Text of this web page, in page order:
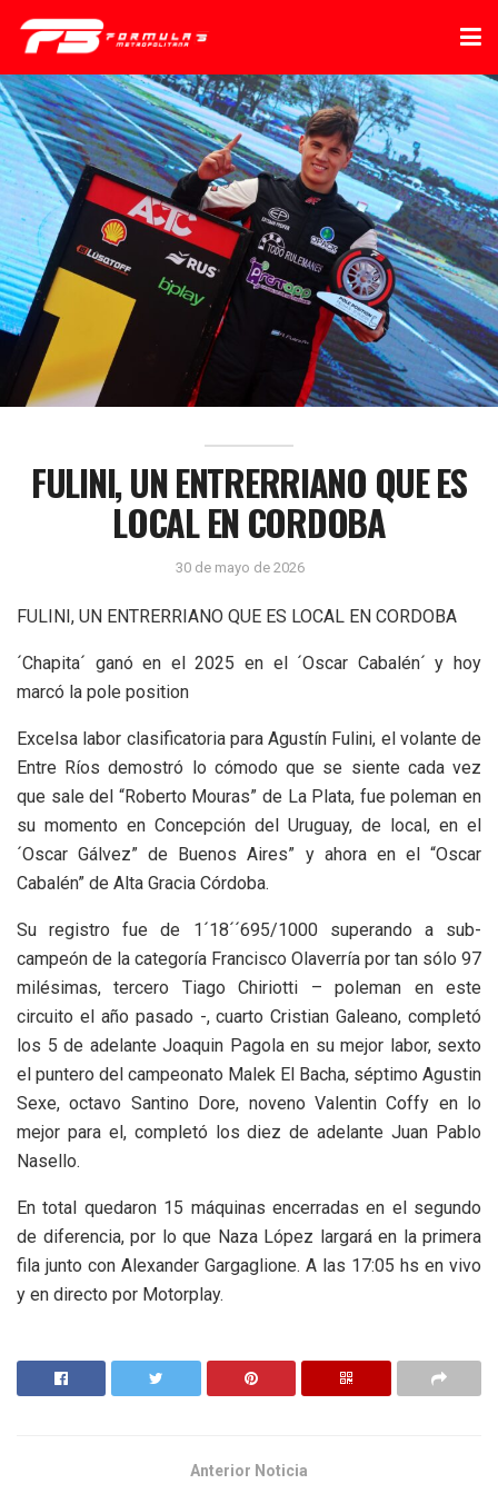
FULINI, UN ENTRERRIANO QUE ES
LOCAL EN CORDOBA
30 de mayo de 2026
FULINI, UN ENTRERRIANO QUE ES LOCAL EN CORDOBA
´Chapita´ ganó en el 2025 en el ´Oscar Cabalén´ y hoy
marcó la pole position
Excelsa labor clasificatoria para Agustín Fulini, el volante de
Entre Ríos demostró lo cómodo que se siente cada vez
que sale del “Roberto Mouras” de La Plata, fue poleman en
su momento en Concepción del Uruguay, de local, en el
´Oscar Gálvez” de Buenos Aires” y ahora en el “Oscar
Cabalén” de Alta Gracia Córdoba.
Su registro fue de 1´18´´695/1000 superando a sub-
campeón de la categoría Francisco Olaverría por tan sólo 97
milésimas, tercero Tiago Chiriotti – poleman en este
circuito el año pasado -, cuarto Cristian Galeano, completó
los 5 de adelante Joaquin Pagola en su mejor labor, sexto
el puntero del campeonato Malek El Bacha, séptimo Agustin
Sexe, octavo Santino Dore, noveno Valentin Coffy en lo
mejor para el, completó los diez de adelante Juan Pablo
Nasello.
En total quedaron 15 máquinas encerradas en el segundo
de diferencia, por lo que Naza López largará en la primera
fila junto con Alexander Gargaglione. A las 17:05 hs en vivo
y en directo por Motorplay.
Anterior Noticia